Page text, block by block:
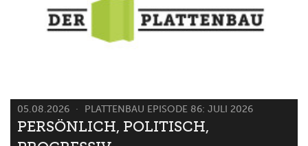
05.08.2026 PLATTENBAU EPISODE 86: JULI 2026
PERSÖNLICH, POLITISCH,